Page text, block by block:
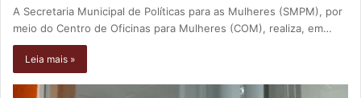
A Secretaria Municipal de Políticas para as Mulheres (SMPM), por
meio do Centro de Oficinas para Mulheres (COM), realiza, em…
Leia mais »